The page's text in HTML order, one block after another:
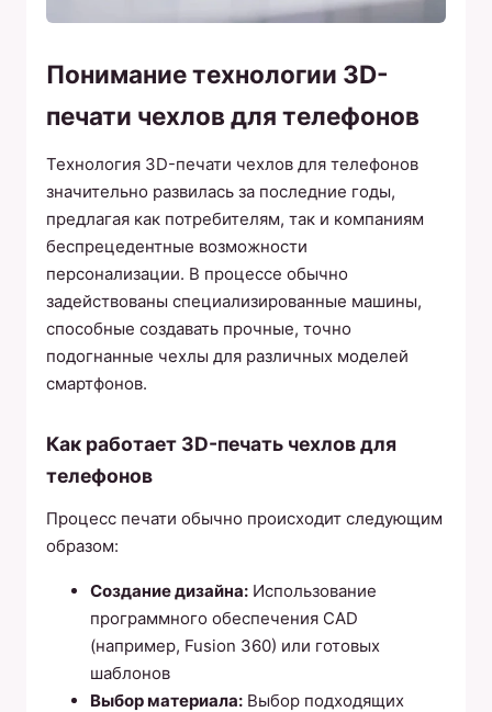
Понимание технологии 3D-
печати чехлов для телефонов
Технология 3D-печати чехлов для телефонов
значительно развилась за последние годы,
предлагая как потребителям, так и компаниям
беспрецедентные возможности
персонализации. В процессе обычно
задействованы специализированные машины,
способные создавать прочные, точно
подогнанные чехлы для различных моделей
смартфонов.
Как работает 3D-печать чехлов для
телефонов
Процесс печати обычно происходит следующим
образом:
Создание дизайна: Использование
программного обеспечения CAD
(например, Fusion 360) или готовых
шаблонов
Выбор материала: Выбор подходящих